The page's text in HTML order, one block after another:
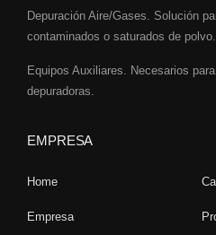
Depuración Aire/Gases. Solución
contaminados o saturados de polvo.
Equipos Auxiliares. Necesarios
depuradoras.
EMPRESA
Home
Empresa